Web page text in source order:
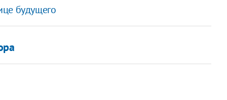
будущего